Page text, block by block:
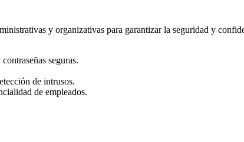
y organizativas para garantizar la seguridad y
seguras.
de intrusos.
de empleados.